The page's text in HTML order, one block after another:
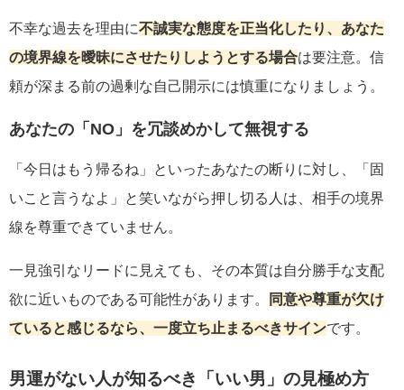
不幸な過去を理由に不誠実な態度を正当化したり、あなた
の境界線を曖昧にさせたりしようとする場合は要注意。信
頼が深まる前の過剰な自己開示には慎重になりましょう。
あなたの「NO」を冗談めかして無視する
「今日はもう帰るね」といったあなたの断りに対し、「固
いこと言うなよ」と笑いながら押し切る人は、相手の境界
線を尊重できていません。
一見強引なリードに見えても、その本質は自分勝手な支配
欲に近いものである可能性があります。
同意や尊重が欠け
ていると感じるなら、一度立ち止まるべきサインです。
男運がない人が知るべき「いい男」の見極め方